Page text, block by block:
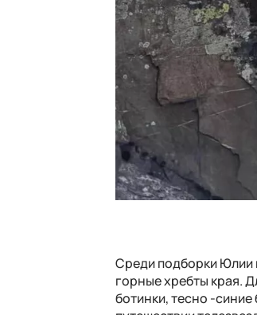
Среди подборки Юлии
горные хребты края.
ботинки, тесно -